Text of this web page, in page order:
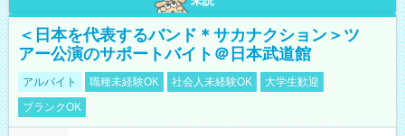
＜日本を代表するバンド＊サカナクション＞ツ
アー公演のサポートバイト＠日本武道館
アルバイト 職種未経験OK 社会人未経験OK
大学生歓迎
ブランクOK